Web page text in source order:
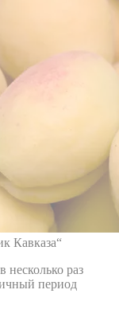
Кавказа“
раз
период